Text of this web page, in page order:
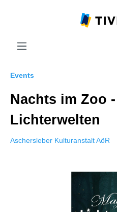
Events
Nachts im Zoo
Lichterwelten
Aschersleber Kulturanstalt AöR